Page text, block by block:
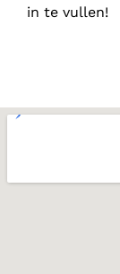
in te vullen!